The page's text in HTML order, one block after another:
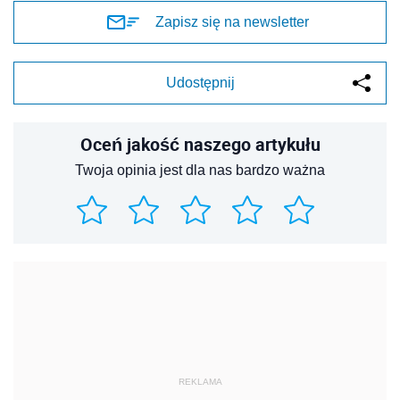
Zapisz się na newsletter
Udostępnij
Oceń jakość naszego artykułu
Twoja opinia jest dla nas bardzo ważna
REKLAMA